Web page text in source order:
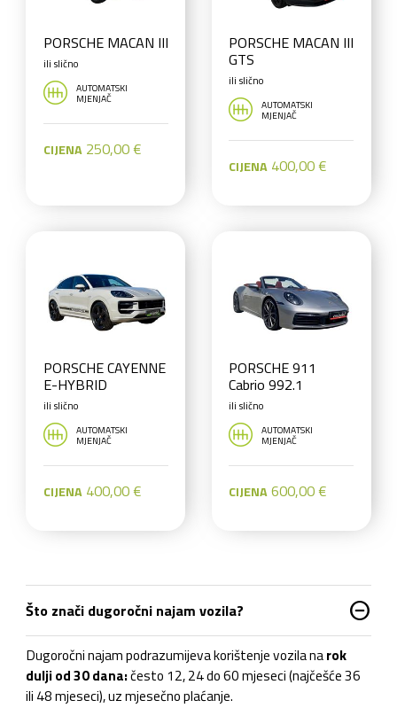
PORSCHE MACAN III
ili slično
AUTOMATSKI
MJENJAČ
CIJENA250,00 €
PORSCHE MACAN III
GTS
ili slično
AUTOMATSKI
MJENJAČ
CIJENA 400,00 €
PORSCHE CAYENNE
E-HYBRID
ili slično
AUTOMATSKI
MJENJAČ
CIJENA400,00 €
PORSCHE 911
Cabrio 992.1
ili slično
AUTOMATSKI
MJENJAČ
CIJENA600,00 €
Što znači dugoročni najam vozila? do_not_disturb_on
Dugoročni najam podrazumijeva korištenje vozila narok
dulji od 30 dana:često 12, 24 do 60 mjeseci (najčešće 36
ili 48 mjeseci), uz mjesečno plaćanje.